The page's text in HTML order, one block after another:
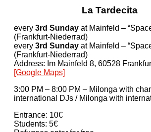
La Tardecita
every 3rd Sunday at Mainfeld –
(Frankfurt-Niederrad)
every 3rd Sunday at Mainfeld –
(Frankfurt-Niederrad)
Address: Im Mainfeld 8, 60528
[Google Maps]
3:00 PM – 8:00 PM – Milonga with
international DJs / Milonga with
Entrance: 10€
Students: 5€